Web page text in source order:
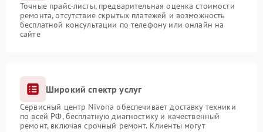
Точные прайс-листы, предварительная оценка стоимости
ремонта, отсутствие скрытых платежей и возможность
бесплатной консультации по телефону или онлайн на
сайте
Широкий спектр услуг
Сервисный центр Nivona обеспечивает доставку техники
по всей РФ, бесплатную диагностику и качественный
ремонт, включая срочный ремонт. Клиенты могут